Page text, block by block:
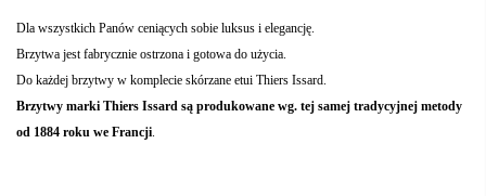
Dla wszystkich Panów ceniących sobie luksus i elegancję.
Brzytwa jest fabrycznie ostrzona i gotowa do użycia.
Do każdej brzytwy w komplecie skórzane etui Thiers Issard.
Brzytwy marki Thiers Issard są produkowane wg. tej samej tradycyjnej metody
od 1884 roku we Francji.